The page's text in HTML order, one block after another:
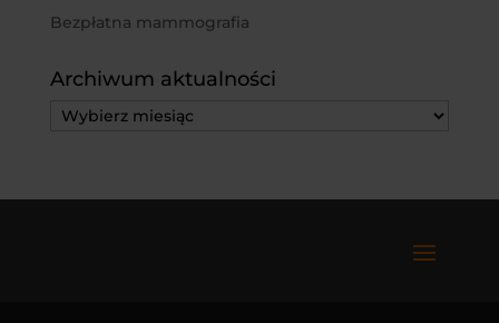
Bezpłatna mammografia
Archiwum aktualności
Archiwum